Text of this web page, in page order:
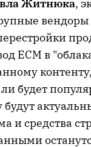
Житнюка,
ECM в
будет
и средства